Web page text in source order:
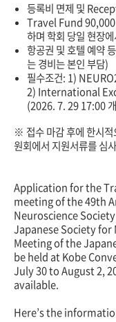
등록비 면제 및
Travel Fund
하며학회 당일현장에
항공권 및호텔 예약
는경비는본인부담)
필수조건: 1)
2) International
(2026. 7. 29 17:00
※ 접수마감후에한시
원회에서 지원서류를심
Application for the
meeting of the 49th
Neuroscience
Japanese Society
Meeting of the
be held at Kobe
July 30 to August 2,
available.
Here’s the